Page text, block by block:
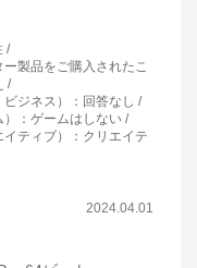
製品をご購入されたこ
ジネス）
： 回答なし
： ゲームはしない
ティブ）
： クリエイテ
2024.04.01